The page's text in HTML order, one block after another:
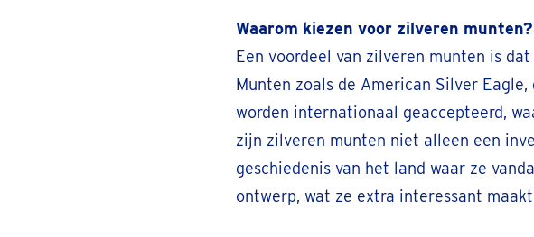
Waarom kiezen voor zilveren munten?
Een voordeel van zilveren munten is
Munten zoals de American Silver
worden internationaal geaccepteerd,
zijn zilveren munten niet alleen een
geschiedenis van het land waar ze
ontwerp, wat ze extra interessant